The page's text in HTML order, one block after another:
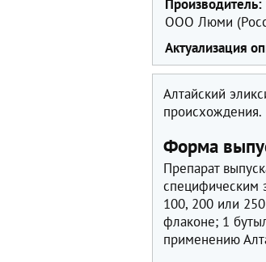
Производитель:
ООО Люми
Актуализация
Алтайский
происхождения.
Форма
Препарат
специфическим
100, 200 или
флаконе; 1
применению